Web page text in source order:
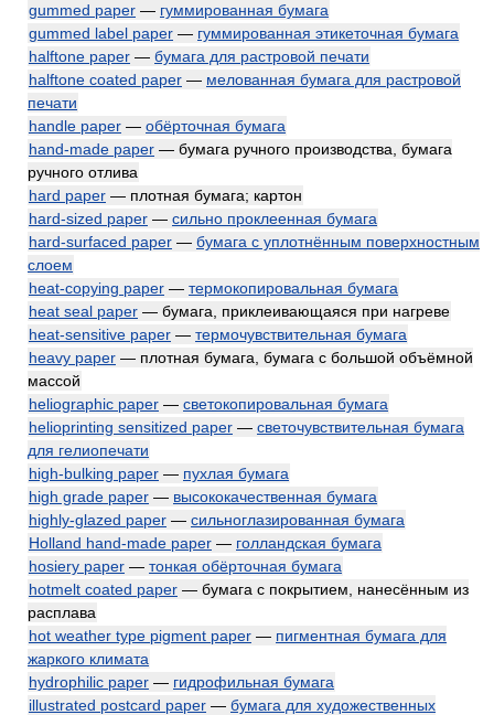
gummed paper — гуммированная бумага
gummed label paper — гуммированная этикеточная бумага
halftone paper — бумага для растровой печати
halftone coated paper — мелованная бумага для растровой
печати
handle paper — обёрточная бумага
hand-made paper — бумага ручного производства, бумага
ручного отлива
hard paper — плотная бумага; картон
hard-sized paper — сильно проклеенная бумага
hard-surfaced paper — бумага с уплотнённым поверхностным
слоем
heat-copying paper — термокопировальная бумага
heat seal paper — бумага, приклеивающаяся при нагреве
heat-sensitive paper — термочувствительная бумага
heavy paper — плотная бумага, бумага с большой объёмной
массой
heliographic paper — светокопировальная бумага
helioprinting sensitized paper — светочувствительная бумага
для гелиопечати
high-bulking paper — пухлая бумага
high grade paper — высококачественная бумага
highly-glazed paper — сильноглазированная бумага
Holland hand-made paper — голландская бумага
hosiery paper — тонкая обёрточная бумага
hotmelt coated paper — бумага с покрытием, нанесённым из
расплава
hot weather type pigment paper — пигментная бумага для
жаркого климата
hydrophilic paper — гидрофильная бумага
illustrated postcard paper — бумага для художественных